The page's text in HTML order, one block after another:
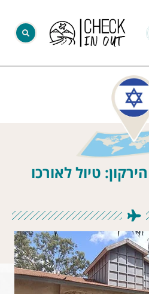
טיול לאורכו